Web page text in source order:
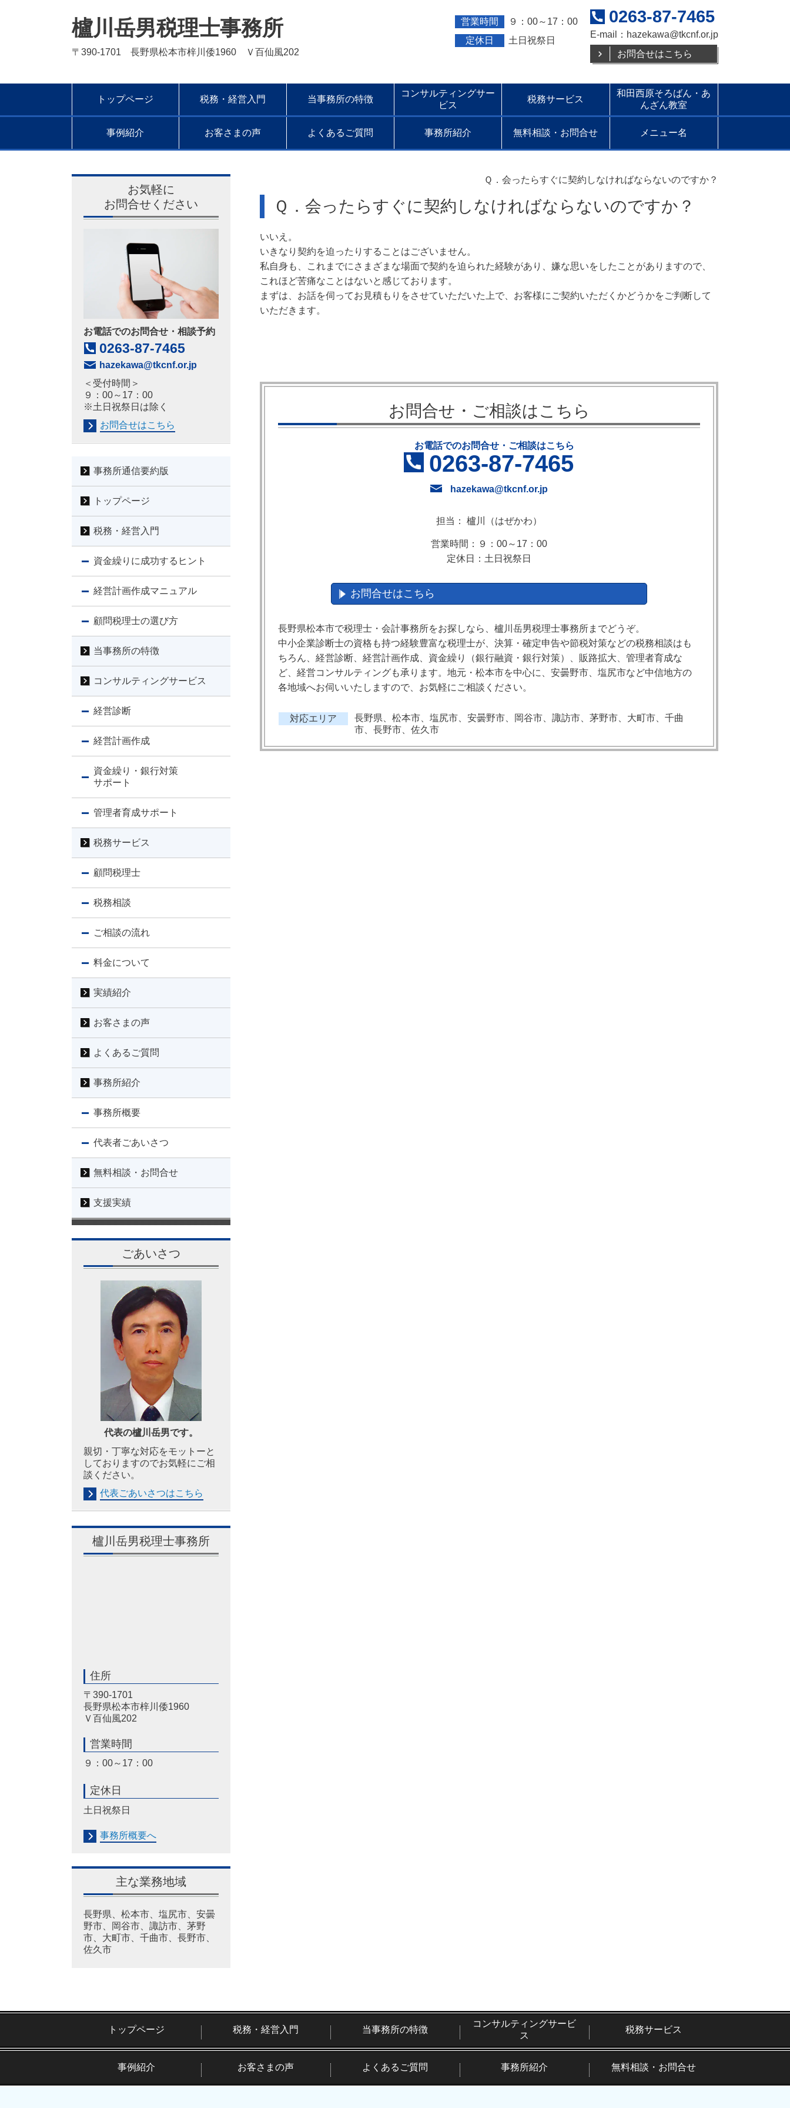
櫨川岳男税理士事務所
〒390-1701 長野県松本市梓川倭1960 Ｖ百仙風202
営業時間
９：00～17：00
定休日
土日祝祭日
0263-87-7465
E-mail：hazekawa@tkcnf.or.jp
お問合せはこちら
トップページ 税務・経営入門 当事務所の特徴
コンサルティングサー
ビス
税務サービス
和田西原そろばん・あ
んざん教室
事例紹介 お客さまの声 よくあるご質問 事務所紹介 無料相談・お問合せ メニュー名
Ｑ．会ったらすぐに契約しなければならないのですか？
Ｑ．会ったらすぐに契約しなければならないのですか？
いいえ。
いきなり契約を迫ったりすることはございません。
私自身も、これまでにさまざまな場面で契約を迫られた経験があり、嫌な思いをしたことがありますので、
これほど苦痛なことはないと感じております。
まずは、お話を伺ってお見積もりをさせていただいた上で、お客様にご契約いただくかどうかをご判断して
いただきます。
お問合せ・ご相談はこちら
お電話でのお問合せ・ご相談はこちら
0263-87-7465
hazekawa@tkcnf.or.jp
担当： 櫨川（はぜかわ）
営業時間：９：00～17：00
定休日：土日祝祭日
お問合せはこちら
長野県松本市で税理士・会計事務所をお探しなら、櫨川岳男税理士事務所までどうぞ。
中小企業診断士の資格も持つ経験豊富な税理士が、決算・確定申告や節税対策などの税務相談はも
ちろん、経営診断、経営計画作成、資金繰り（銀行融資・銀行対策）、販路拡大、管理者育成な
ど、経営コンサルティングも承ります。地元・松本市を中心に、安曇野市、塩尻市など中信地方の
各地域へお伺いいたしますので、お気軽にご相談ください。
対応エリア
長野県、松本市、塩尻市、安曇野市、岡谷市、諏訪市、茅野市、大町市、千曲
市、長野市、佐久市
お気軽に
お問合せください
お電話でのお問合せ・相談予約
0263-87-7465
hazekawa@tkcnf.or.jp
＜受付時間＞
９：00～17：00
※土日祝祭日は除く
お問合せはこちら
事務所通信要約版
トップページ
税務・経営入門
資金繰りに成功するヒント
経営計画作成マニュアル
顧問税理士の選び方
当事務所の特徴
コンサルティングサービス
経営診断
経営計画作成
資金繰り・銀行対策
サポート
管理者育成サポート
税務サービス
顧問税理士
税務相談
ご相談の流れ
料金について
実績紹介
お客さまの声
よくあるご質問
事務所紹介
事務所概要
代表者ごあいさつ
無料相談・お問合せ
支援実績
ごあいさつ
代表の櫨川岳男です。
親切・丁寧な対応をモットーと
しておりますのでお気軽にご相
談ください。
代表ごあいさつはこちら
櫨川岳男税理士事務所
住所
〒390-1701
長野県松本市梓川倭1960
Ｖ百仙風202
営業時間
９：00～17：00
定休日
土日祝祭日
事務所概要へ
主な業務地域
長野県、松本市、塩尻市、安曇
野市、岡谷市、諏訪市、茅野
市、大町市、千曲市、長野市、
佐久市
トップページ 税務・経営入門 当事務所の特徴
コンサルティングサービ
ス
税務サービス
事例紹介 お客さまの声 よくあるご質問 事務所紹介 無料相談・お問合せ